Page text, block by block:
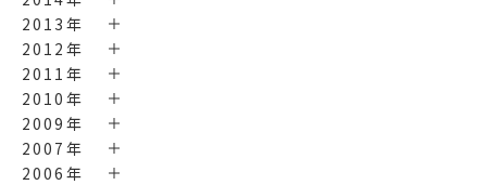
2013年
2012年
2011年
2010年
2009年
2007年
2006年